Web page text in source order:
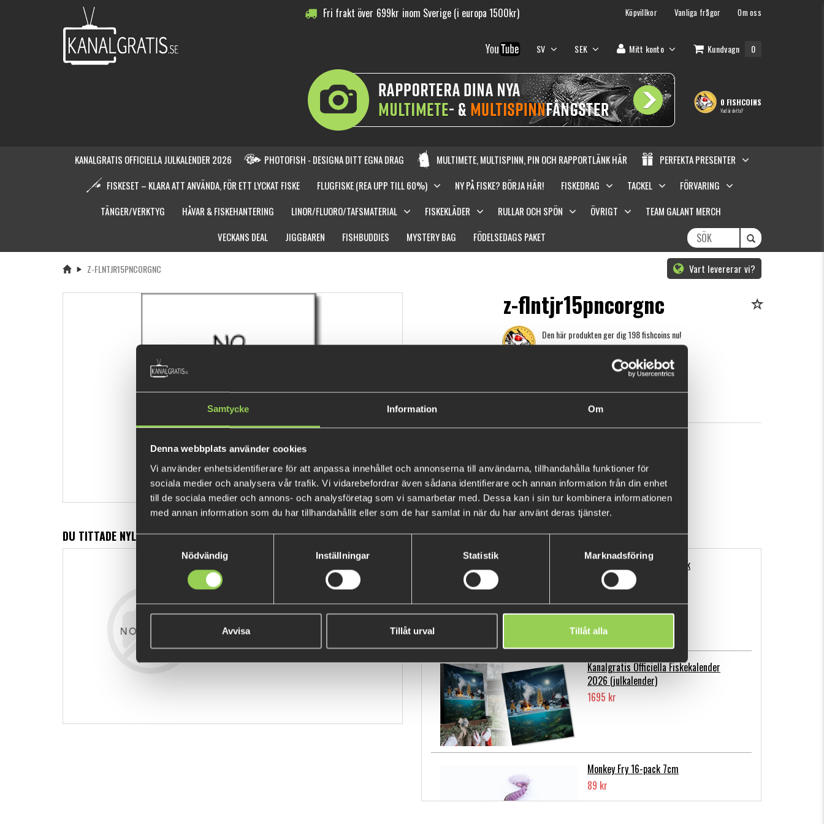
Samtycke Information Om
Denna webbplats använder cookies
Vi använder enhetsidentifierare för att anpassa innehållet och annonserna till användarna, tillhandahålla funktioner för
sociala medier och analysera vår trafik. Vi vidarebefordrar även sådana identifierare och annan information från din enhet
till de sociala medier och annons- och analysföretag som vi samarbetar med. Dessa kan i sin tur kombinera informationen
med annan information som du har tillhandahållit eller som de har samlat in när du har använt deras tjänster.
Samtyckesval
Nödvändig
Inställningar Statistik Marknadsföring
Avvisa Tillåt urval Tillåt alla
Fri frakt över 699kr inom Sverige (i europa 1500kr) Köpvillkor Vanliga frågor Om oss
SV SEK Mitt konto Kundvagn 0
0 FISHCOINS
Vad är detta?
KANALGRATIS OFFICIELLA JULKALENDER 2026 PHOTOFISH - DESIGNA DITT EGNA DRAG MULTIMETE, MULTISPINN, PIN OCH RAPPORTLÄNK HÄR
PERFEKTA PRESENTER
FISKESET – KLARA ATT ANVÄNDA, FÖR ETT LYCKAT FISKE
FLUGFISKE (REA UPP TILL 60%) NY PÅ FISKE? BÖRJA HÄR! FISKEDRAG TACKEL
FÖRVARING
TÄNGER/VERKTYG
HÅVAR & FISKEHANTERING LINOR/FLUORO/TAFSMATERIAL FISKEKLÄDER RULLAR OCH SPÖN ÖVRIGT
TEAM GALANT MERCH
VECKANS DEAL
JIGGBAREN FISHBUDDIES MYSTERY BAG FÖDELSEDAGS PAKET
Z-FLNTJR15PNCORGNC Vart levererar vi?
z-flntjr15pncorgnc
Den här produkten ger dig 198 fishcoins nu!
Vad är detta?
99 kr KÖP
OK
DU TITTADE NYLIGEN PÅ POPULÄRA PRODUKTER
Flatnose Mini 9cm, 10-pack
139 kr
Kanalgratis Officiella Fiskekalender
2026 (julkalender)
1695 kr
Monkey Fry 16-pack 7cm
89 kr